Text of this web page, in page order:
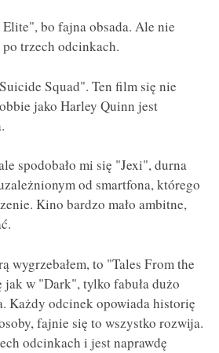
bo fajna obsada. Ale nie
trzech odcinkach.
Squad". Ten film się nie
jako Harley Quinn jest
spodobało mi się "Jexi", durna
od smartfona, którego
Kino bardzo mało ambitne,
wygrzebałem, to "Tales From the
w "Dark", tylko fabuła dużo
Każdy odcinek opowiada historię
fajnie się to wszystko rozwija.
odcinkach i jest naprawdę